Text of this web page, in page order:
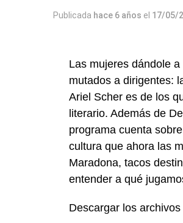
Publicada hace 6 años el 17/05/
Las mujeres dándole
mutados a dirigentes:
Ariel Scher es de los
literario. Además de
programa cuenta
cultura que ahora las
Maradona, tacos
entender a qué
Descargar los